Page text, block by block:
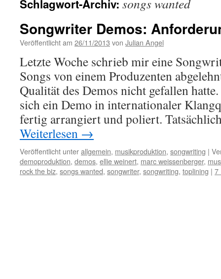
Schlagwort-Archiv: songs wanted
Songwriter Demos:
Veröffentlicht am 26/11/2013 von Julian Angel
Letzte Woche schrieb mir eine
Songs von einem Produzenten
Qualität des Demos nicht gefallen
sich ein Demo in internationaler
fertig arrangiert und poliert.
Weiterlesen →
Veröffentlicht unterallgemein, musikproduktion, songwriting |
demoproduktion, demos, ellie weinert, marc weissenberger,
rock the biz, songs wanted, songwriter, songwriting, toplining | 7